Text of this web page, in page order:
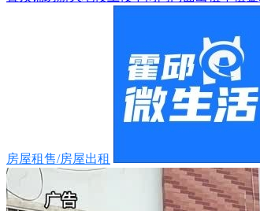
房屋租售/房屋出租